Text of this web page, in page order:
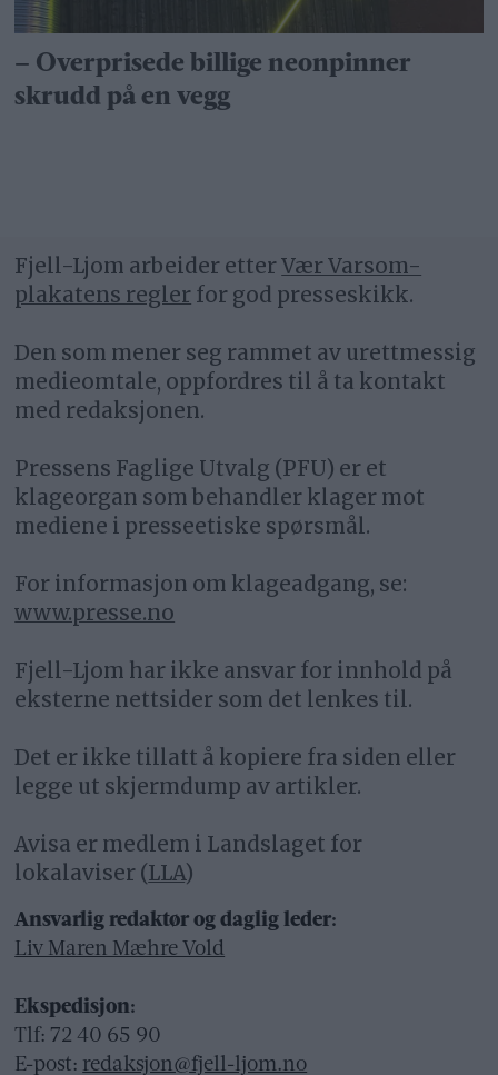
– Overprisede billige neon­pinner
skrudd på en vegg
Fjell-Ljom arbeider etterVær Varsom-
plakatens regler for god presseskikk.
Den som mener seg rammet av urettmessig
medieomtale, oppfordres til å ta kontakt
med redaksjonen.
Pressens Faglige Utvalg (PFU) er et
klageorgan som behandler klager mot
mediene i presseetiske spørsmål.
For informasjon om klageadgang, se:
www.presse.no
Fjell-Ljom har ikke ansvar for innhold på
eksterne nettsider som det lenkes til.
Det er ikke tillatt å kopiere fra siden eller
legge ut skjermdump av artikler.
Avisa er medlem i Landslaget for
lokalaviser (LLA)
Ansvarlig redaktør og daglig leder:
Liv Maren Mæhre Vold
Ekspedisjon:
Tlf: 72 40 65 90
E-post: redaksjon@fjell-ljom.no